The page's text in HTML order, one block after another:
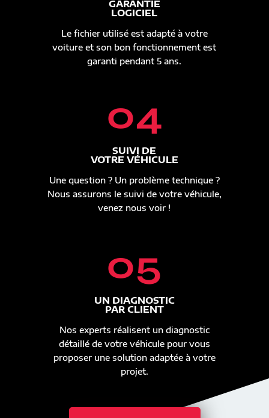
GARANTIE
LOGICIEL
Le fichier utilisé est adapté à votre
voiture et son bon fonctionnement est
garanti pendant 5 ans.
04
SUIVI DE
VOTRE VÉHICULE
Une question ? Un problème technique ?
Nous assurons le suivi de votre véhicule,
venez nous voir !
05
UN DIAGNOSTIC
PAR CLIENT
Nos experts réalisent un diagnostic
détaillé de votre véhicule pour vous
proposer une solution adaptée à votre
projet.